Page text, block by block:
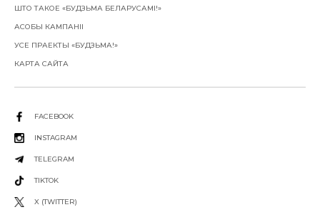
ШТО ТАКОЕ «БУДЗЬМА БЕЛАРУСАМІ!»
АСОБЫ КАМПАНІІ
УСЕ ПРАЕКТЫ «БУДЗЬМА!»
КАРТА САЙТА
FACEBOOK
INSTAGRAM
TELEGRAM
TIKTOK
X (TWITTER)